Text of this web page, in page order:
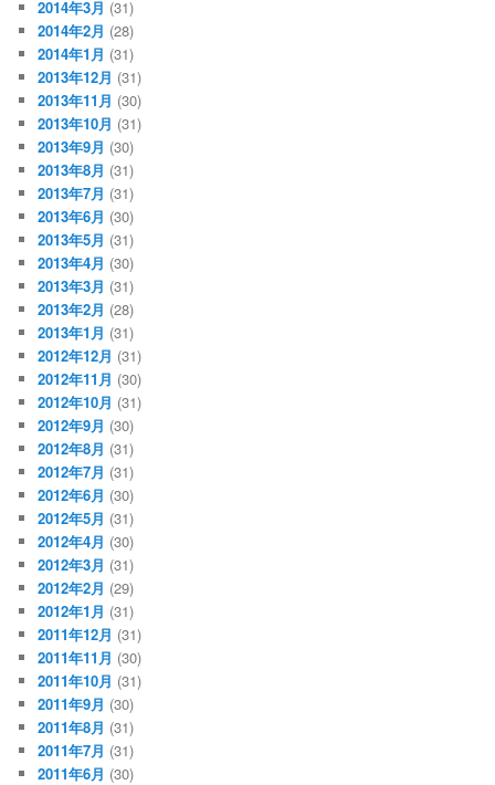
2014年3月 (31)
2014年2月 (28)
2014年1月 (31)
2013年12月 (31)
2013年11月 (30)
2013年10月 (31)
2013年9月 (30)
2013年8月 (31)
2013年7月 (31)
2013年6月 (30)
2013年5月 (31)
2013年4月 (30)
2013年3月 (31)
2013年2月 (28)
2013年1月 (31)
2012年12月 (31)
2012年11月 (30)
2012年10月 (31)
2012年9月 (30)
2012年8月 (31)
2012年7月 (31)
2012年6月 (30)
2012年5月 (31)
2012年4月 (30)
2012年3月 (31)
2012年2月 (29)
2012年1月 (31)
2011年12月 (31)
2011年11月 (30)
2011年10月 (31)
2011年9月 (30)
2011年8月 (31)
2011年7月 (31)
2011年6月 (30)